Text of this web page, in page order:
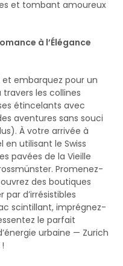
et tombant amoureux
à l’Élégance
embarquez pour un
les collines
étincelants avec
aventures sans souci
À votre arrivée à
utilisant le Swiss
pavées de la Vieille
Promenez-
des boutiques
d’irrésistibles
scintillant, imprégnez-
le parfait
urbaine — Zurich